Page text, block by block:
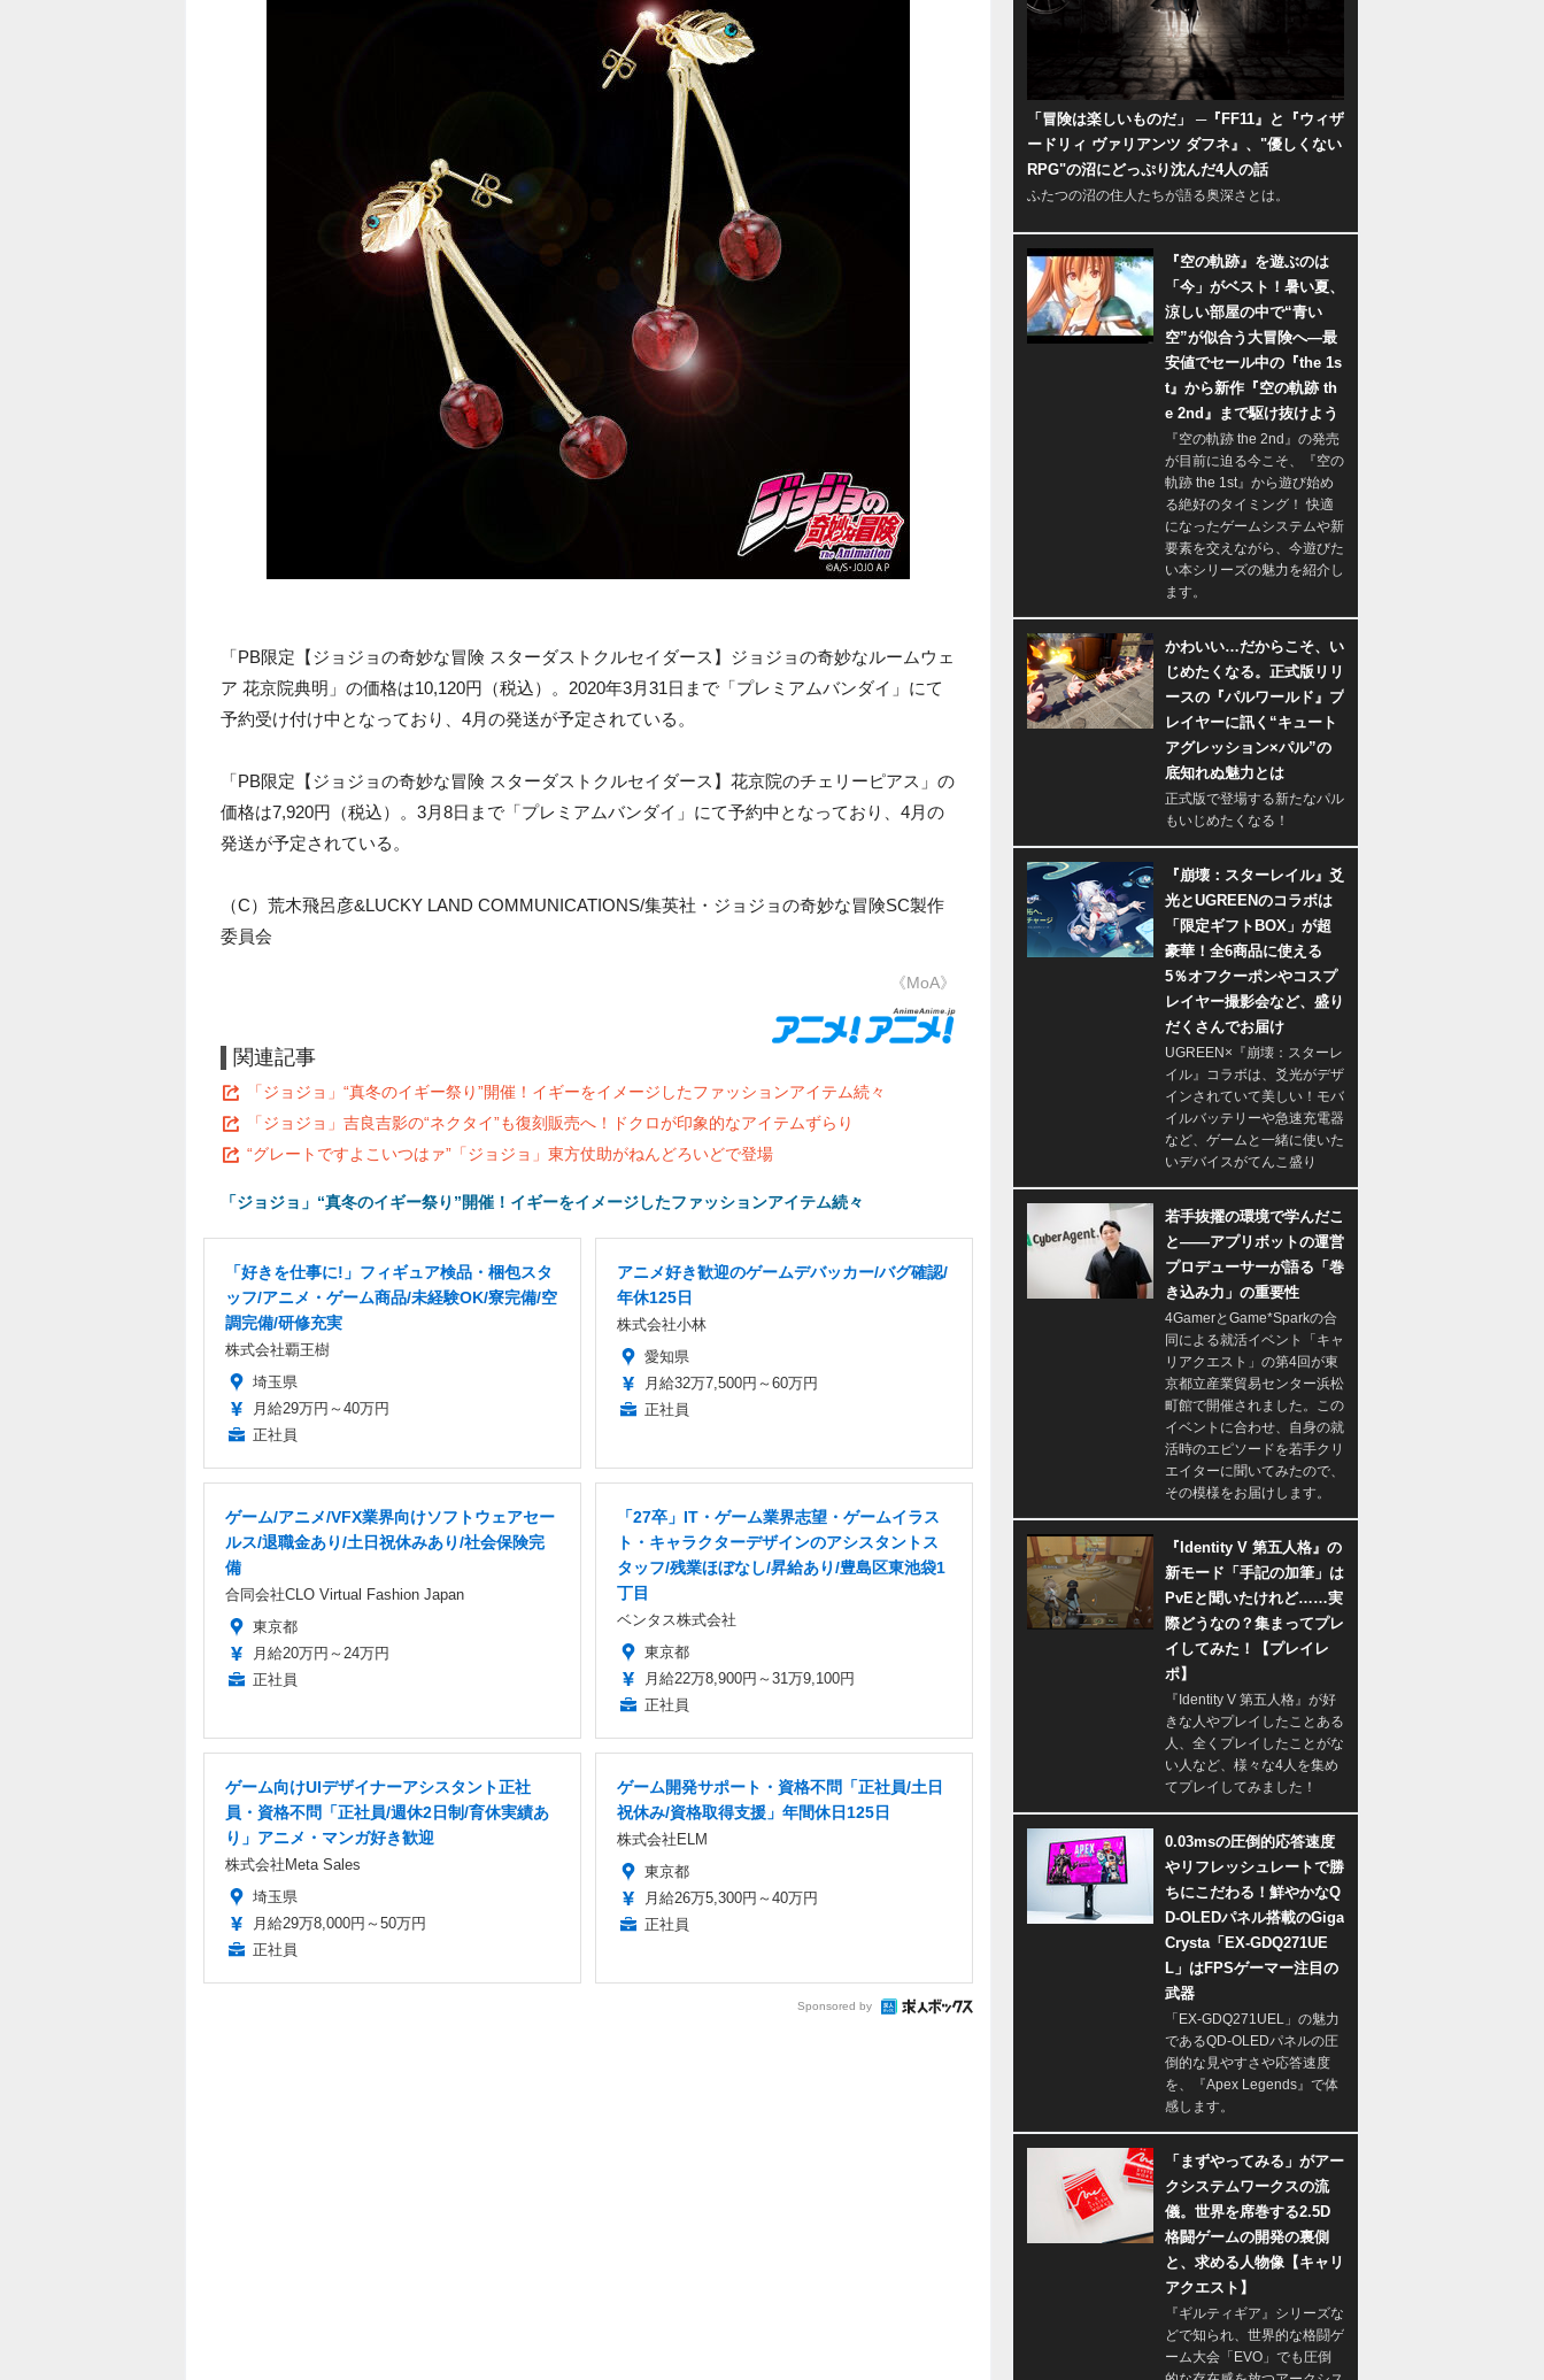
「PB限定【ジョジョの奇妙な冒険 スターダストクルセイダース】ジョジョの奇妙なルームウェ
ア 花京院典明」の価格は10,120円（税込）。2020年3月31日まで「プレミアムバンダイ」にて
予約受け付け中となっており、4月の発送が予定されている。
「PB限定【ジョジョの奇妙な冒険 スターダストクルセイダース】花京院のチェリーピアス」の
価格は7,920円（税込）。3月8日まで「プレミアムバンダイ」にて予約中となっており、4月の
発送が予定されている。
（C）荒木飛呂彦&LUCKY LAND COMMUNICATIONS/集英社・ジョジョの奇妙な冒険SC製作
委員会
《MoA》
関連記事
「ジョジョ」“真冬のイギー祭り”開催！イギーをイメージしたファッションアイテム続々
「ジョジョ」吉良吉影の“ネクタイ”も復刻販売へ！ドクロが印象的なアイテムずらり
“グレートですよこいつはァ”「ジョジョ」東方仗助がねんどろいどで登場
「ジョジョ」“真冬のイギー祭り”開催！イギーをイメージしたファッションアイテム続々
「好きを仕事に!」フィギュア検品・梱包スタ
ッフ/アニメ・ゲーム商品/未経験OK/寮完備/空
調完備/研修充実
株式会社覇王樹
埼玉県
月給29万円～40万円
正社員
アニメ好き歓迎のゲームデバッカー/バグ確認/
年休125日
株式会社小林
愛知県
月給32万7,500円～60万円
正社員
ゲーム/アニメ/VFX業界向けソフトウェアセー
ルス/退職金あり/土日祝休みあり/社会保険完
備
合同会社CLO Virtual Fashion Japan
東京都
月給20万円～24万円
正社員
「27卒」IT・ゲーム業界志望・ゲームイラス
ト・キャラクターデザインのアシスタントス
タッフ/残業ほぼなし/昇給あり/豊島区東池袋1
丁目
ベンタス株式会社
東京都
月給22万8,900円～31万9,100円
正社員
ゲーム向けUIデザイナーアシスタント正社
員・資格不問「正社員/週休2日制/育休実績あ
り」アニメ・マンガ好き歓迎
株式会社Meta Sales
埼玉県
月給29万8,000円～50万円
正社員
ゲーム開発サポート・資格不問「正社員/土日
祝休み/資格取得支援」年間休日125日
株式会社ELM
東京都
月給26万5,300円～40万円
正社員
Sponsored by
「冒険は楽しいものだ」 ─『FF11』と『ウィザ
ードリィ ヴァリアンツ ダフネ』、"優しくない
RPG"の沼にどっぷり沈んだ4人の話
ふたつの沼の住人たちが語る奥深さとは。
『空の軌跡』を遊ぶのは
「今」がベスト！暑い夏、
涼しい部屋の中で“青い
空”が似合う大冒険へ―最
安値でセール中の『the 1s
t』から新作『空の軌跡 th
e 2nd』まで駆け抜けよう
『空の軌跡 the 2nd』の発売
が目前に迫る今こそ、『空の
軌跡 the 1st』から遊び始め
る絶好のタイミング！ 快適
になったゲームシステムや新
要素を交えながら、今遊びた
い本シリーズの魅力を紹介し
ます。
かわいい…だからこそ、い
じめたくなる。正式版リリ
ースの『パルワールド』プ
レイヤーに訊く“キュート
アグレッション×パル”の
底知れぬ魅力とは
正式版で登場する新たなパル
もいじめたくなる！
『崩壊：スターレイル』爻
光とUGREENのコラボは
「限定ギフトBOX」が超
豪華！全6商品に使える
5％オフクーポンやコスプ
レイヤー撮影会など、盛り
だくさんでお届け
UGREEN×『崩壊：スターレ
イル』コラボは、爻光がデザ
インされていて美しい！モバ
イルバッテリーや急速充電器
など、ゲームと一緒に使いた
いデバイスがてんこ盛り
若手抜擢の環境で学んだこ
と――アプリボットの運営
プロデューサーが語る「巻
き込み力」の重要性
4GamerとGame*Sparkの合
同による就活イベント「キャ
リアクエスト」の第4回が東
京都立産業貿易センター浜松
町館で開催されました。この
イベントに合わせ、自身の就
活時のエピソードを若手クリ
エイターに聞いてみたので、
その模様をお届けします。
『Identity V 第五人格』の
新モード「手記の加筆」は
PvEと聞いたけれど……実
際どうなの？集まってプレ
イしてみた！【プレイレ
ポ】
『Identity V 第五人格』が好
きな人やプレイしたことある
人、全くプレイしたことがな
い人など、様々な4人を集め
てプレイしてみました！
0.03msの圧倒的応答速度
やリフレッシュレートで勝
ちにこだわる！鮮やかなQ
D-OLEDパネル搭載のGiga
Crysta「EX-GDQ271UE
L」はFPSゲーマー注目の
武器
「EX-GDQ271UEL」の魅力
であるQD-OLEDパネルの圧
倒的な見やすさや応答速度
を、『Apex Legends』で体
感します。
「まずやってみる」がアー
クシステムワークスの流
儀。世界を席巻する2.5D
格闘ゲームの開発の裏側
と、求める人物像【キャリ
アクエスト】
『ギルティギア』シリーズな
どで知られ、世界的な格闘ゲ
ーム大会「EVO」でも圧倒